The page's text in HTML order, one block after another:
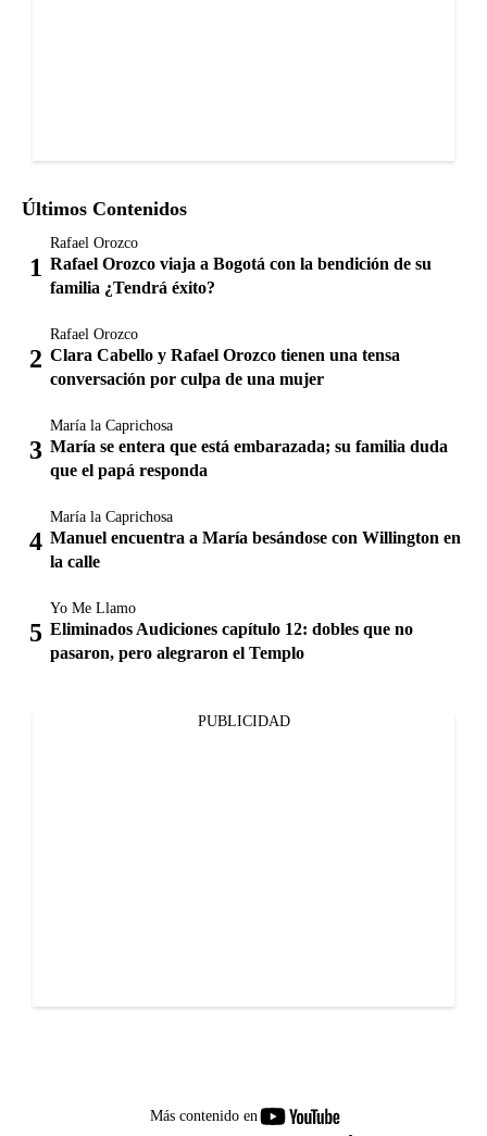
Últimos Contenidos
Rafael Orozco
Rafael Orozco viaja a Bogotá con la bendición de su
familia ¿Tendrá éxito?
Rafael Orozco
Clara Cabello y Rafael Orozco tienen una tensa
conversación por culpa de una mujer
María la Caprichosa
María se entera que está embarazada; su familia duda
que el papá responda
María la Caprichosa
Manuel encuentra a María besándose con Willington en
la calle
Yo Me Llamo
Eliminados Audiciones capítulo 12: dobles que no
pasaron, pero alegraron el Templo
PUBLICIDAD
Más contenido en
youtube-